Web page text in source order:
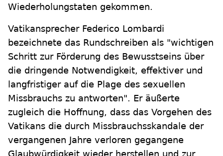
Wiederholungstaten gekommen.
Vatikansprecher Federico Lombardi
bezeichnete das Rundschreiben als "wichtigen
Schritt zur Förderung des Bewusstseins über
die dringende Notwendigkeit, effektiver und
langfristiger auf die Plage des sexuellen
Missbrauchs zu antworten". Er äußerte
zugleich die Hoffnung, dass das Vorgehen des
Vatikans die durch Missbrauchsskandale der
vergangenen Jahre verloren gegangene
Glaubwürdigkeit wieder herstellen und zur